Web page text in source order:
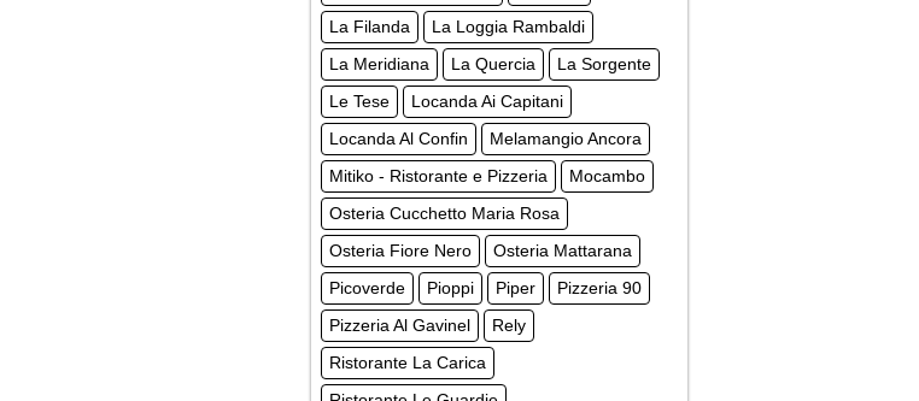
La Filanda
La Loggia Rambaldi
La Meridiana
La Quercia
La Sorgente
Le Tese
Locanda Ai Capitani
Locanda Al Confin
Melamangio Ancora
Mitiko - Ristorante e Pizzeria
Mocambo
Osteria Cucchetto Maria Rosa
Osteria Fiore Nero
Osteria Mattarana
Picoverde
Pioppi Piper
Pizzeria 90
Pizzeria Al Gavinel
Rely
Ristorante La Carica